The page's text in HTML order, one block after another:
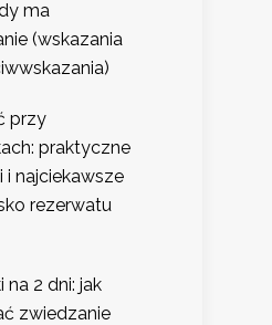
ma
(wskazania
przy
praktyczne
i najciekawsze
rezerwatu
na 2 dni: jak
zwiedzanie